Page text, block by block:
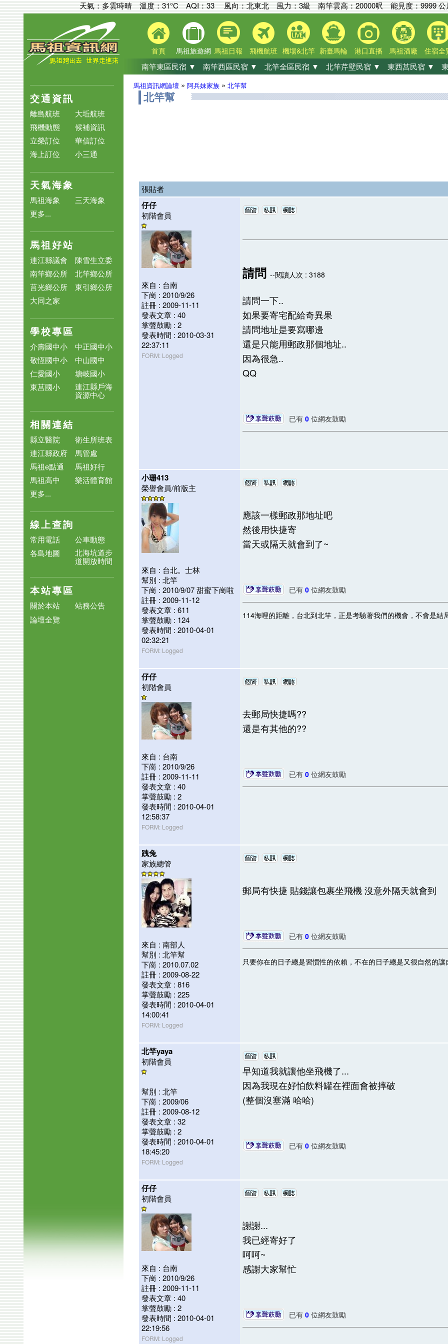
天氣：多雲時晴 溫度：31°CAQI：33 風向：北東北 風力：3級南竿雲高：20000呎能見度：9999 公
首頁 馬祖旅遊網 馬祖日報 飛機航班 機場&北竿 新臺馬輪 港口直播 馬祖酒廠 住宿全
南竿東區民宿 ▼ 南竿西區民宿 ▼ 北竿全區民宿 ▼ 北竿芹壁民宿 ▼ 東西莒民宿 ▼
交通資訊
離島航班
大坵航班
飛機動態
候補資訊
立榮訂位
華信訂位
海上訂位
小三通
天氣海象
馬祖海象
三天海象
更多...
馬祖好站
連江縣議會
陳雪生立委
南竿鄉公所
北竿鄉公所
莒光鄉公所
東引鄉公所
大同之家
學校專區
介壽國中小
中正國中小
敬恆國中小
中山國中
仁愛國小
塘岐國小
東莒國小
連江縣戶海
資源中心
相關連結
縣立醫院
衛生所班表
連江縣政府
馬管處
馬祖e點通
馬祖好行
馬祖高中
樂活體育館
更多...
線上查詢
常用電話
公車動態
各島地圖
北海坑道步
道開放時間
本站專區
關於本站
站務公告
論壇全覽
馬祖資訊網論壇 » 阿兵妹家族 » 北竿幫
北竿幫
張貼者
仔仔
初階會員
來自 : 台南
下崗 : 2010/9/26
註冊 : 2009-11-11
發表文章 : 40
掌聲鼓勵 : 2
發表時間 : 2010-03-31
22:37:11
FORM: Logged
請問 --閱讀人次 : 3188
請問一下..
如果要寄宅配給奇異果
請問地址是要寫哪邊
還是只能用郵政那個地址..
因為很急..
QQ
已有 0位網友鼓勵
小珊413
榮譽會員/前版主
來自 : 台北。士林
幫別 : 北竿
下崗 : 2010/9/07 甜蜜下崗啦
註冊 : 2009-11-12
發表文章 : 611
掌聲鼓勵 : 124
發表時間 : 2010-04-01
02:32:21
FORM: Logged
應該一樣郵政那地址吧
然後用快捷寄
當天或隔天就會到了~
已有 0位網友鼓勵
114海哩的距離，台北到北竿，正是考驗著我們的機會，不會是結
仔仔
初階會員
來自 : 台南
下崗 : 2010/9/26
註冊 : 2009-11-11
發表文章 : 40
掌聲鼓勵 : 2
發表時間 : 2010-04-01
12:58:37
FORM: Logged
去郵局快捷嗎??
還是有其他的??
已有 0位網友鼓勵
跩兔
家族總管
來自 : 南部人
幫別 : 北竿幫
下崗 : 2010.07.02
註冊 : 2009-08-22
發表文章 : 816
掌聲鼓勵 : 225
發表時間 : 2010-04-01
14:00:41
FORM: Logged
郵局有快捷 貼錢讓包裹坐飛機 沒意外隔天就會到
已有 0位網友鼓勵
只要你在的日子總是習慣性的依賴，不在的日子總是又很自然的
北竿yaya
初階會員
幫別 : 北竿
下崗 : 2009/06
註冊 : 2009-08-12
發表文章 : 32
掌聲鼓勵 : 2
發表時間 : 2010-04-01
18:45:20
FORM: Logged
早知道我就讓他坐飛機了...
因為我現在好怕飲料罐在裡面會被摔破
(整個沒塞滿 哈哈)
已有 0位網友鼓勵
仔仔
初階會員
來自 : 台南
下崗 : 2010/9/26
註冊 : 2009-11-11
發表文章 : 40
掌聲鼓勵 : 2
發表時間 : 2010-04-01
22:19:56
FORM: Logged
謝謝...
我已經寄好了
呵呵~
感謝大家幫忙
已有 0位網友鼓勵